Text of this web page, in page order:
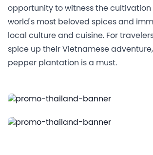
opportunity to witness the cultivation
world's most beloved spices and
local culture and cuisine. For
spice up their Vietnamese
pepper plantation is a must.